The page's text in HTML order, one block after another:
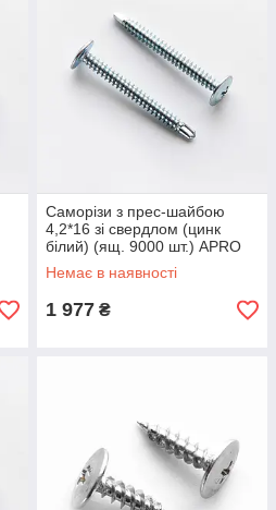
Саморізи з прес-шайбою
4,2*16 зі свердлом (цинк
білий) (ящ. 9000 шт.) APRO
Немає в наявності
1 977 ₴